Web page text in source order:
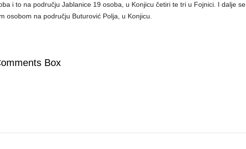
i to na području Jablanice 19 osoba, u Konjicu četiri te tri u Fojnici. I dalje se
osobom na području Buturović Polja, u Konjicu.
Box